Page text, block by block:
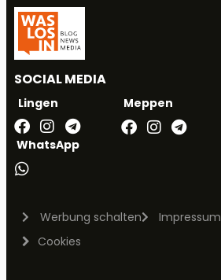
SOCIAL MEDIA
Lingen Meppen
WhatsApp
Werbung schalten Impressum
Cookies